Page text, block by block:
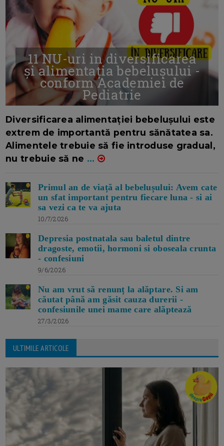
11 NU-uri in diversificarea
și alimentația bebelușului -
conform Academiei de
Pediatrie
Diversificarea alimentației bebelușului este
extrem de importantă pentru sănătatea sa.
Alimentele trebuie să fie introduse gradual,
nu trebuie să ne ...
Primul an de viață al bebelușului: Avem cate
un sfat important pentru fiecare luna - si ai
sa vezi ca te va ajuta
10/7/2026
Depresia postnatala sau baletul dintre
dragoste, emotii, hormoni si oboseala crunta
- confesiuni
9/6/2026
Nu am vrut să renunț la alăptare. Si am
căutat până am găsit cauza durerii -
confesiunile unei mame care alăptează
27/3/2026
ULTIMILE ARTICOLE